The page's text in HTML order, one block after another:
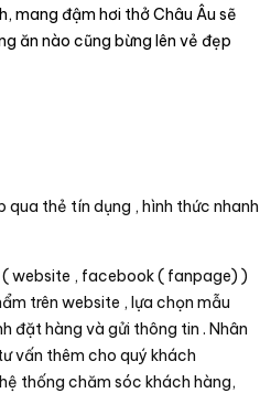
mang đậm hơi thở Châu Âu sẽ
ăn nào cũng bừng lên vẻ đẹp
thẻ tín dụng , hình thức nhanh
website , facebook ( fanpage) )
trên website , lựa chọn mẫu
đặt hàng và gửi thông tin . Nhân
vấn thêm cho quý khách
thống chăm sóc khách hàng,